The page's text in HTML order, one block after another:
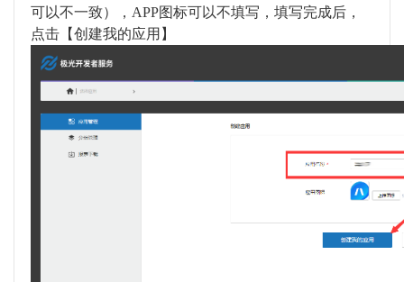
可以不一致），APP图标可以不填写，填写完成后，
点击【创建我的应用】